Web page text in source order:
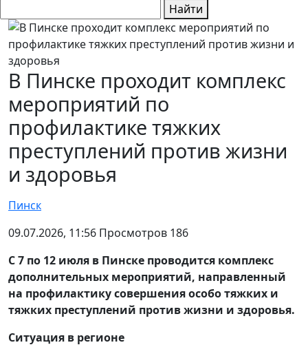
Найти
В Пинске проходит комплекс
мероприятий по
профилактике тяжких
преступлений против жизни
и здоровья
Пинск
09.07.2026, 11:56 Просмотров 186
С 7 по 12 июля в Пинске проводится комплекс
дополнительных мероприятий, направленный
на профилактику совершения особо тяжких и
тяжких преступлений против жизни и здоровья.
Ситуация в регионе